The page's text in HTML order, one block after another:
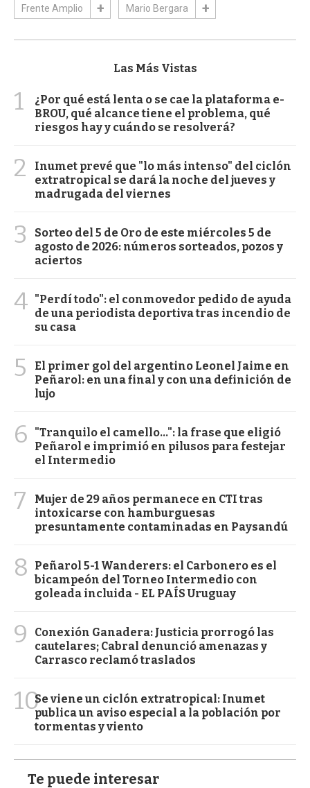
Frente Amplio Mario Bergara
Las Más Vistas
1
¿Por qué está lenta o se cae la plataforma e-
BROU, qué alcance tiene el problema, qué
riesgos hay y cuándo se resolverá?
2
Inumet prevé que "lo más intenso" del ciclón
extratropical se dará la noche del jueves y
madrugada del viernes
3
Sorteo del 5 de Oro de este miércoles 5 de
agosto de 2026: números sorteados, pozos y
aciertos
4 "Perdí todo": el conmovedor pedido de ayuda
de una periodista deportiva tras incendio de
su casa
5
El primer gol del argentino Leonel Jaime en
Peñarol: en una final y con una definición de
lujo
6
"Tranquilo el camello...": la frase que eligió
Peñarol e imprimió en pilusos para festejar
el Intermedio
7
Mujer de 29 años permanece en CTI tras
intoxicarse con hamburguesas
presuntamente contaminadas en Paysandú
8
Peñarol 5-1 Wanderers: el Carbonero es el
bicampeón del Torneo Intermedio con
goleada incluida - EL PAÍS Uruguay
9
Conexión Ganadera: Justicia prorrogó las
cautelares; Cabral denunció amenazas y
Carrasco reclamó traslados
10Se viene un ciclón extratropical: Inumet
publica un aviso especial a la población por
tormentas y viento
Te puede interesar